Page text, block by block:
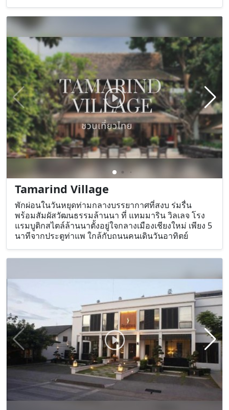
Tamarind Village
พักผ่อนในวันหยุดท่ามกลางบรรยากาศที่สงบ ร่มรื่น
พร้อมสัมผัสวัฒนธรรมล้านนา ที่ แทมมาริน วิลเลจ โรง
แรมบูติกสไตล์ล้านนาตั้งอยู่ใจกลางเมืองเชียงใหม่ เพียง 5
นาทีจากประตูท่าแพ ใกล้กับถนนคนเดินวันอาทิตย์